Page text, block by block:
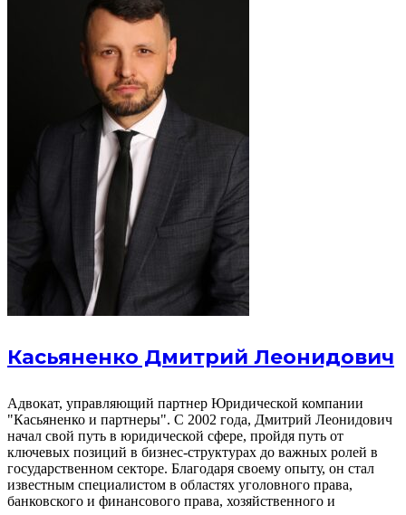
Касьяненко Дмитрий Леонидович
Адвокат, управляющий партнер Юридической компании
"Касьяненко и партнеры". С 2002 года, Дмитрий Леонидович
начал свой путь в юридической сфере, пройдя путь от
ключевых позиций в бизнес-структурах до важных ролей в
государственном секторе. Благодаря своему опыту, он стал
известным специалистом в областях уголовного права,
банковского и финансового права, хозяйственного и